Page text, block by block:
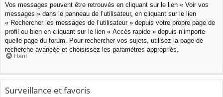
Vos messages peuvent être retrouvés en cliquant sur le lien « Voir vos
messages » dans le panneau de l’utilisateur, en cliquant sur le lien
« Rechercher les messages de l’utilisateur » depuis votre propre page de
profil ou bien en cliquant sur le lien « Accès rapide » depuis n’importe
quelle page du forum. Pour rechercher vos sujets, utilisez la page de
recherche avancée et choisissez les paramètres appropriés.
Haut
Surveillance et favoris